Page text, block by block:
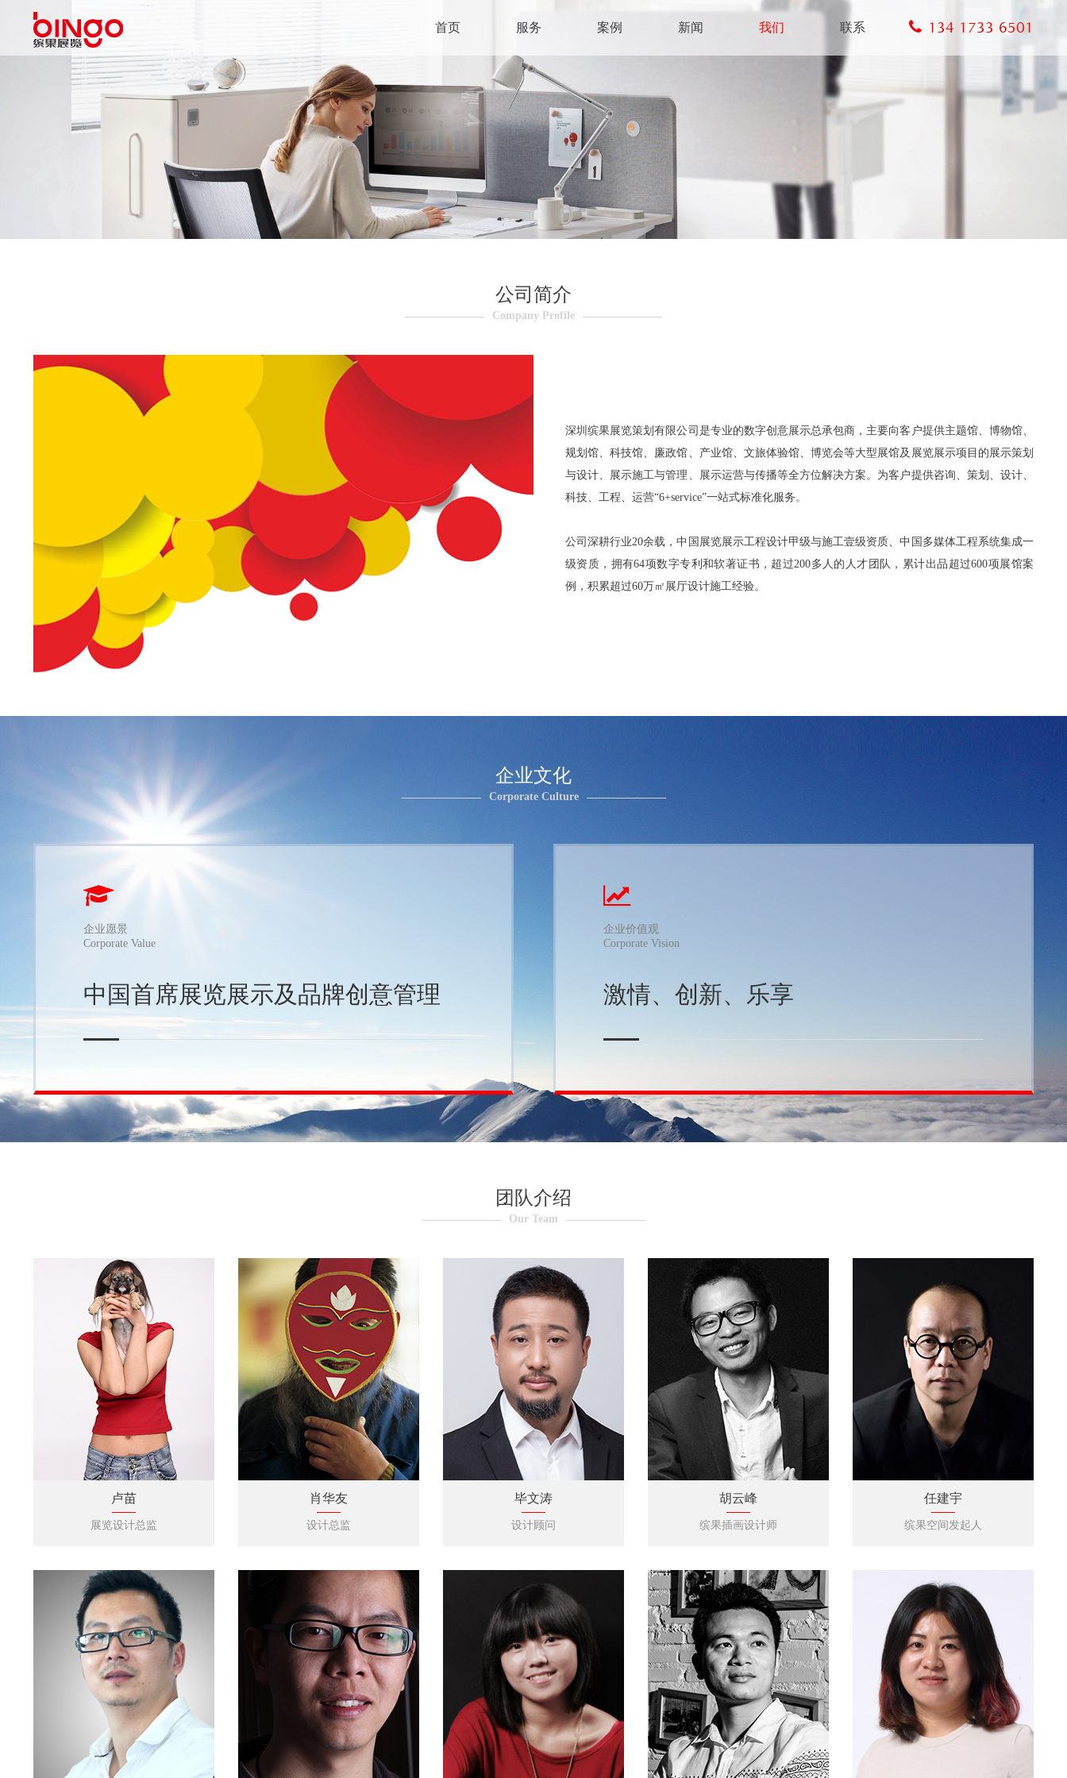
134 1733 6501
首页 服务 案例 新闻 我们 联系
公司简介
Company Profile
深圳缤果展览策划有限公司是专业的数字创意展示总承包商，主要向客户提供主题馆、博物馆、
规划馆、科技馆、廉政馆、产业馆、文旅体验馆、博览会等大型展馆及展览展示项目的展示策划
与设计、展示施工与管理、展示运营与传播等全方位解决方案。为客户提供咨询、策划、设计、
科技、工程、运营“6+service”一站式标准化服务。
公司深耕行业20余载，中国展览展示工程设计甲级与施工壹级资质、中国多媒体工程系统集成一
级资质，拥有64项数字专利和软著证书，超过200多人的人才团队，累计出品超过600项展馆案
例，积累超过60万㎡展厅设计施工经验。
企业文化
Corporate Culture
企业愿景
Corporate Value
中国首席展览展示及品牌创意管理
信赖、社会认可、员工信赖，能实现自我的公司”。
企业价值观
Corporate Vision
激情、创新、乐享
团队介绍
Our Team
卢苗
展览设计总监
肖华友
设计总监
毕文涛
设计顾问
胡云峰
缤果插画设计师
任建宇
缤果空间发起人